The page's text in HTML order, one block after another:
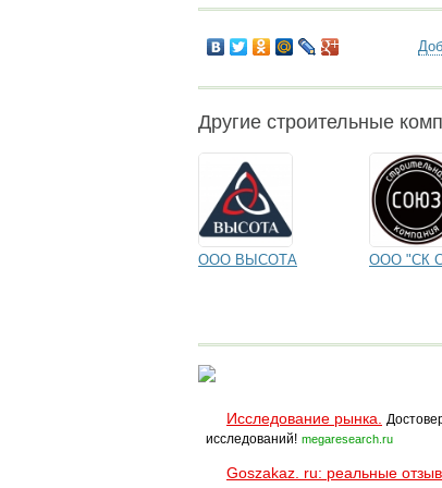
Другие строительные
ООО ВЫСОТА ООО "СК
Исследование рынка.
исследований! megaresearch.ru
Goszakaz. ru: реальные